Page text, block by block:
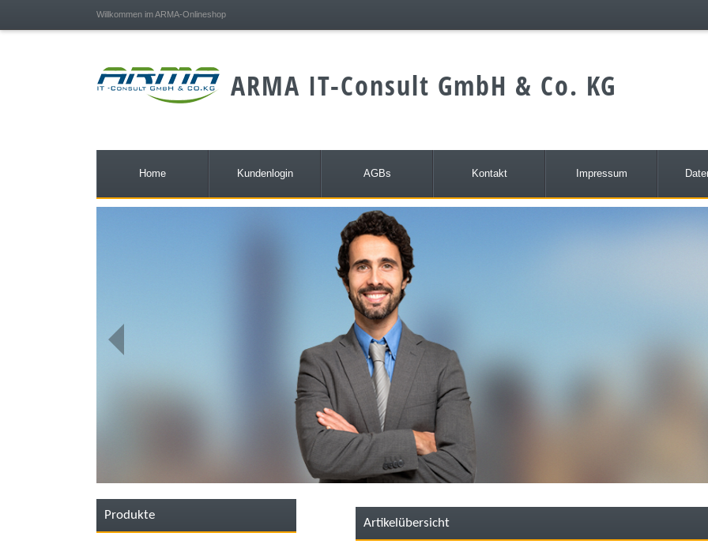
Willkommen im ARMA-Onlineshop
ARMA IT-Consult GmbH & Co. KG
Home Kundenlogin AGBs Kontakt Impressum
Produkte
Artikelübersicht